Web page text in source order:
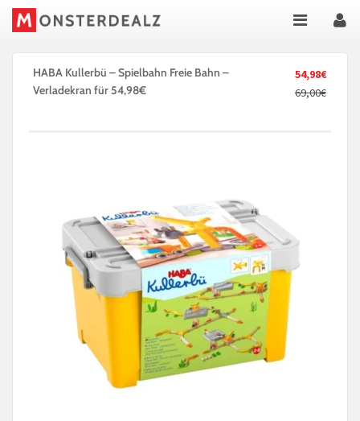
54,98€
69,00€
HABA Kullerbü – Spielbahn Freie Bahn –
Verladekran für 54,98€